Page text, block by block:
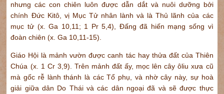
nhưng các con chiên luôn được dẫn dắt và nuôi dưỡng bởi
chính Đức Kitô, vị Mục Tử nhân lành và là Thủ lãnh của các
mục tử (x. Ga 10,11; 1 Pr 5,4), Đấng đã hiến mạng sống vì
đoàn chiên (x. Ga 10,11-15).
Giáo Hội là mảnh vườn được canh tác hay thửa đất của Thiên
Chúa (x. 1 Cr 3,9). Trên mảnh đất ấy, mọc lên cây ôliu xưa cũ
mà gốc rễ lành thánh là các Tổ phụ, và nhờ cây này, sự hoà
giải giữa dân Do Thái và các dân ngoại đã và sẽ được thực